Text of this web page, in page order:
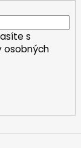
s
osobných